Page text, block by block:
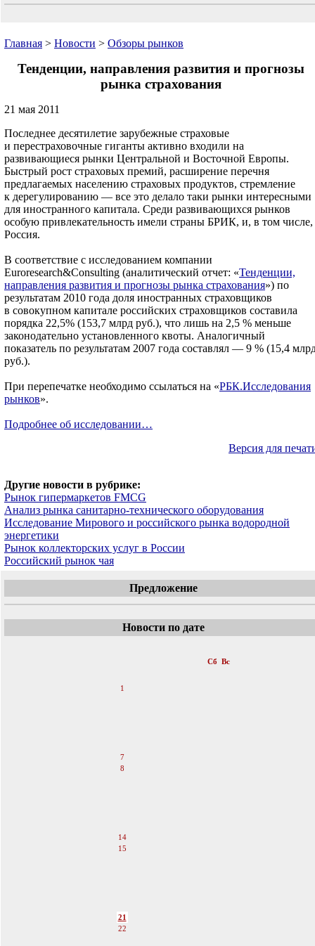
Главная > Новости > Обзоры рынков
Тенденции, направления развития и прогнозы
рынка страхования
21 мая 2011
Последнее десятилетие зарубежные страховые
и перестраховочные гиганты активно входили на
развивающиеся рынки Центральной и Восточной Европы.
Быстрый рост страховых премий, расширение перечня
предлагаемых населению страховых продуктов, стремление
к дерегулированию — все это делало таки рынки интересными
для иностранного капитала. Среди развивающихся рынков
особую привлекательность имели страны БРИК, и, в том числе,
Россия.
В соответствие с исследованием компании
Euroresearch&Consulting (аналитический отчет: «Тенденции,
направления развития и прогнозы рынка страхования») по
результатам 2010 года доля иностранных страховщиков
в совокупном капитале российских страховщиков составила
порядка 22,5% (153,7 млрд руб.), что лишь на 2,5 % меньше
законодательно установленного квоты. Аналогичный
показатель по результатам 2007 года составлял — 9 % (15,4
руб.).
При перепечатке необходимо ссылаться на «РБК.Исследования
рынков».
Подробнее об исследовании…
Версия для
Другие новости в рубрике:
Рынок гипермаркетов FMCG
Анализ рынка санитарно-технического оборудования
Исследование Мирового и российского рынка водородной
энергетики
Рынок коллекторских услуг в России
Российский рынок чая
Предложение
Новости по дате
Сб Вс
1
7
8
14
15
21
22